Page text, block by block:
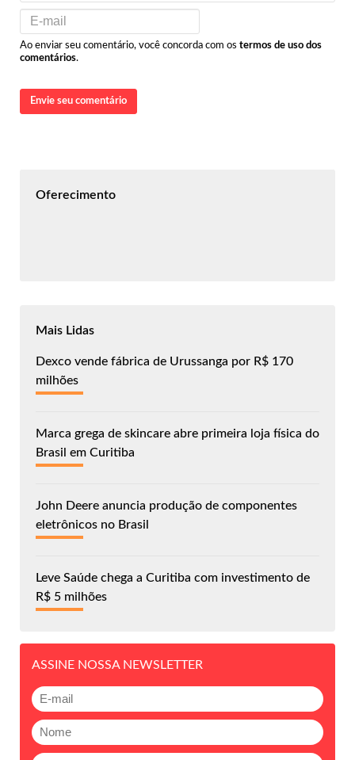
Ao enviar seu comentário, você concorda com os termos de uso dos
comentários.
Envie seu comentário
Oferecimento
Mais Lidas
Dexco vende fábrica de Urussanga por R$ 170
milhões
Marca grega de skincare abre primeira loja física do
Brasil em Curitiba
John Deere anuncia produção de componentes
eletrônicos no Brasil
Leve Saúde chega a Curitiba com investimento de
R$ 5 milhões
ASSINE NOSSA NEWSLETTER